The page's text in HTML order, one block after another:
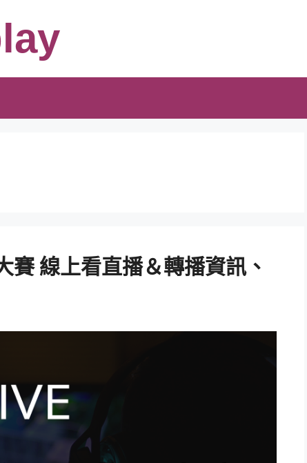
線上看直播＆轉播資訊、